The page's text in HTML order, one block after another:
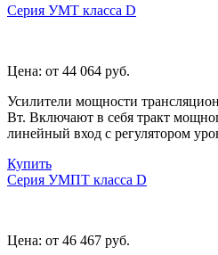
Серия УМТ класса D
Цена: от 44 064 руб.
Усилители мощности
Вт. Включают в себя тракт
линейный вход с регулятором
Купить
Серия УМПТ класса D
Цена: от 46 467 руб.